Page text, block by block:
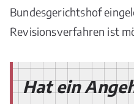
Bundesgerichtshof
Revisionsverfahren ist
Hat ein